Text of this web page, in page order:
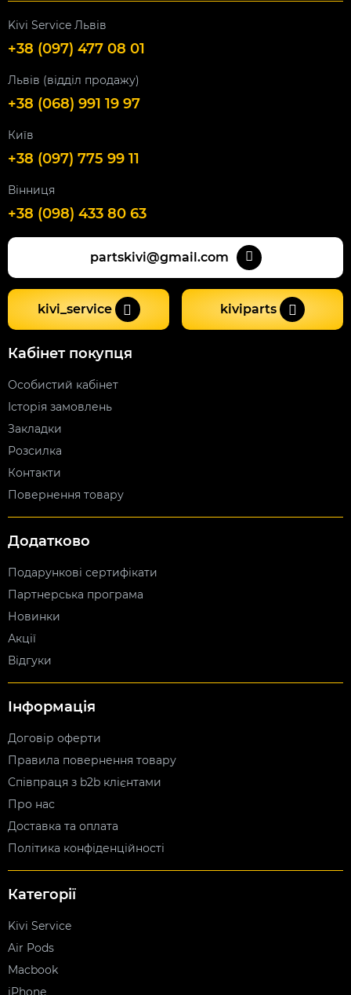
Kivi Service Львів
+38 (097) 477 08 01
Львів (відділ продажу)
+38 (068) 991 19 97
Київ
+38 (097) 775 99 11
Вінниця
+38 (098) 433 80 63
partskivi@gmail.com
kivi_service kiviparts
Кабінет покупця
Особистий кабінет
Історія замовлень
Закладки
Розсилка
Контакти
Повернення товару
Додатково
Подарункові сертифікати
Партнерська програма
Новинки
Акції
Відгуки
Інформація
Договір оферти
Правила повернення товару
Співпраця з b2b клієнтами
Про нас
Доставка та оплата
Політика конфіденційності
Категорії
Kivi Service
Air Pods
Macbook
iPhone